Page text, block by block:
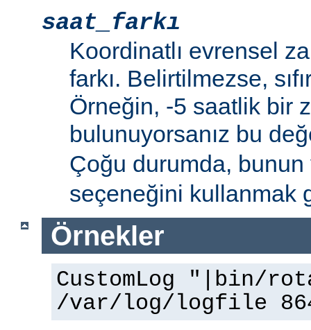
saat_farkı
Koordinatlı evrensel
farkı. Belirtilmezse,
Örneğin, -5 saatlik bir
bulunuyorsanız bu
Çoğu durumda,
seçeneğini kullanmak
Örnekler
CustomLog "|bin/
/var/log/logfile